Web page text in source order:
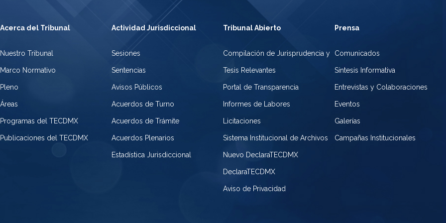
Acerca del Tribunal
Nuestro Tribunal
Marco Normativo
Pleno
Áreas
Programas del TECDMX
Publicaciones del TECDMX
Actividad Jurisdiccional
Sesiones
Sentencias
Avisos Públicos
Acuerdos de Turno
Acuerdos de Trámite
Acuerdos Plenarios
Estadística Jurisdiccional
Tribunal Abierto
Compilación de Jurisprudencia y
Tesis Relevantes
Portal de Transparencia
Informes de Labores
Licitaciones
Sistema Institucional de Archivos
Nuevo DeclaraTECDMX
DeclaraTECDMX
Aviso de Privacidad
Prensa
Comunicados
Síntesis Informativa
Entrevistas y Colaboraciones
Eventos
Galerías
Campañas Institucionales